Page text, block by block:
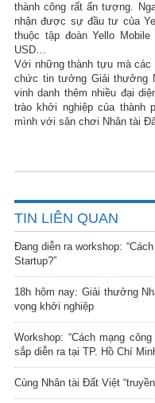
thành công rất ấn tượng.
nhận được sự đầu tư của
thuộc tập đoàn Yello
USD…
Với những thành tựu mà các
chức tin tưởng Giải thưởng
vinh danh thêm nhiều đại
trào khởi nghiệp của thành
mình với sân chơi Nhân tài
TIN LIÊN QUAN
Đang diễn ra workshop:
Startup?”
18h hôm nay: Giải thưởng
vọng khởi nghiệp
Workshop: “Cách mạng
sắp diễn ra tại TP. Hồ Chí
Cùng Nhân tài Đất Việt